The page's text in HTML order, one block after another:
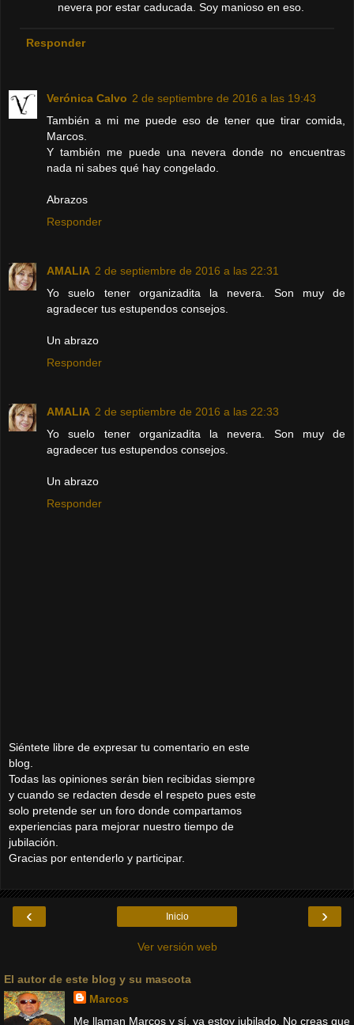
nevera por estar caducada. Soy manioso en eso.
Responder
Verónica Calvo 2 de septiembre de 2016 a las 19:43
También a mi me puede eso de tener que tirar comida,
Marcos.
Y también me puede una nevera donde no encuentras
nada ni sabes qué hay congelado.
Abrazos
Responder
AMALIA 2 de septiembre de 2016 a las 22:31
Yo suelo tener organizadita la nevera. Son muy de
agradecer tus estupendos consejos.
Un abrazo
Responder
AMALIA 2 de septiembre de 2016 a las 22:33
Yo suelo tener organizadita la nevera. Son muy de
agradecer tus estupendos consejos.
Un abrazo
Responder
Siéntete libre de expresar tu comentario en este
blog.
Todas las opiniones serán bien recibidas siempre
y cuando se redacten desde el respeto pues este
solo pretende ser un foro donde compartamos
experiencias para mejorar nuestro tiempo de
jubilación.
Gracias por entenderlo y participar.
‹ ›
Inicio
Ver versión web
El autor de este blog y su mascota
Marcos
Me llaman Marcos y sí, ya estoy jubilado. No creas que